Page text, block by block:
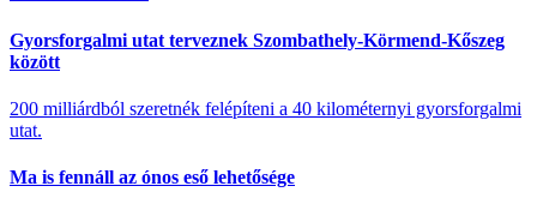
Gyorsforgalmi utat terveznek Szombathely-Körmend-Kőszeg
között
200 milliárdból szeretnék felépíteni a 40 kilométernyi gyorsforgalmi
utat.
Ma is fennáll az ónos eső lehetősége